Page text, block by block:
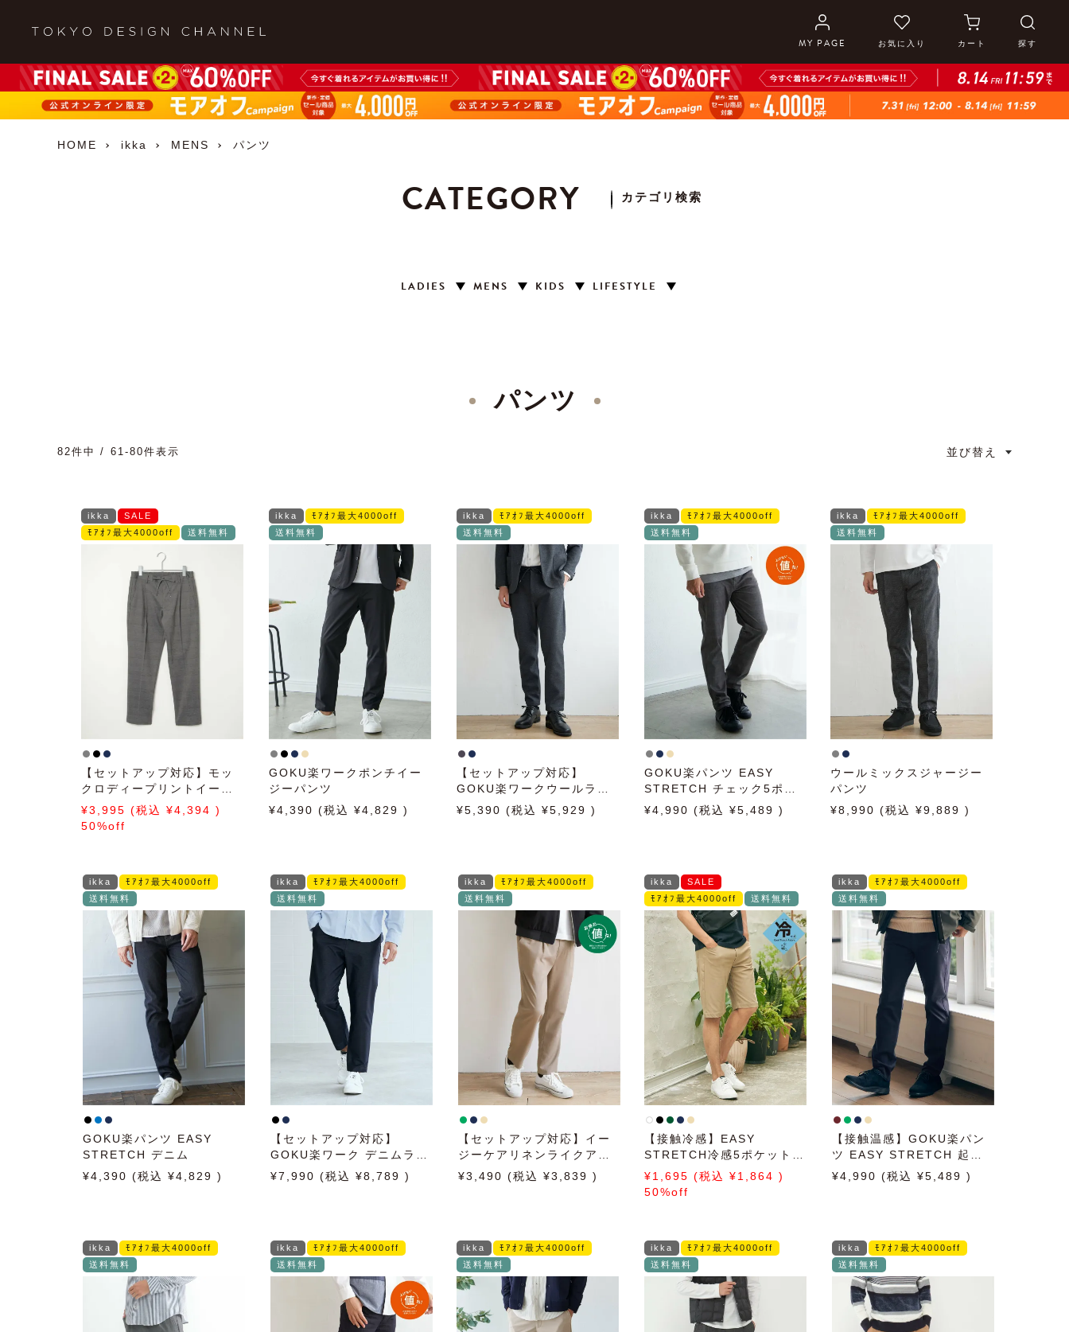
MY PAGE お気に入り カート 探す
HOME ikka MENS パンツ
CATEGORY カテゴリ検索
LADIES MENS KIDS LIFESTYLE
パンツ
並び替え
82件中 61-80件表示
ikka
SALE
ﾓｱｵﾌ最大4000off
送料無料
【セットアップ対応】モッ
クロディープリントイージ
ーパンツ
3,995
4,394
50%off
ikka
ﾓｱｵﾌ最大4000off
送料無料
GOKU楽ワークポンチイー
ジーパンツ
4,390
4,829
ikka
ﾓｱｵﾌ最大4000off
送料無料
【セットアップ対応】
GOKU楽ワークウールライ
クパンツ
5,390 5,929
ikka
ﾓｱｵﾌ最大4000off
送料無料
GOKU楽パンツ EASY
STRETCH チェック5ポケ
ット
4,990 5,489
ikka
ﾓｱｵﾌ最大4000off
送料無料
ウールミックスジャージー
パンツ
8,990
9,889
ikka
ﾓｱｵﾌ最大4000off
送料無料
GOKU楽パンツ EASY
STRETCH デニム
4,390
4,829
ikka
ﾓｱｵﾌ最大4000off
送料無料
【セットアップ対応】
GOKU楽ワーク デニムライ
クパンツ
7,990 8,789
ikka
ﾓｱｵﾌ最大4000off
送料無料
【セットアップ対応】イー
ジーケアリネンライクアン
クルパンツ
3,490 3,839
ikka
SALE
ﾓｱｵﾌ最大4000off
送料無料
【接触冷感】EASY
STRETCH冷感5ポケットシ
ョートパンツ
1,695
1,864
50%off
ikka
ﾓｱｵﾌ最大4000off
送料無料
【接触温感】GOKU楽パン
ツ EASY STRETCH 起毛5
ポケット
4,990 5,489
ikka
ﾓｱｵﾌ最大4000off
送料無料
ikka
ﾓｱｵﾌ最大4000off
送料無料
ikka
ﾓｱｵﾌ最大4000off
送料無料
ikka
ﾓｱｵﾌ最大4000off
送料無料
ikka
ﾓｱｵﾌ最大4000off
送料無料